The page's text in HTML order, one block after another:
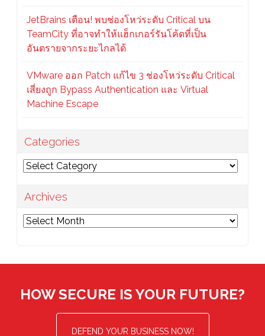
JetBrains เตือน! พบช่องโหว่ระดับ Critical บน
TeamCity ที่อาจทำให้แฮ็กเกอร์รันโค้ดที่เป็น
อันตรายจากระยะไกลได้
VMware ออก Patch แก้ไข 3 ช่องโหว่ระดับ Critical
เสี่ยงถูก Bypass Authentication และ Virtual
Machine Escape
Categories
Categories
Archives
Archives
HOW SECURE IS YOUR FUTURE?
DEFEND YOUR BUSINESS NOW!